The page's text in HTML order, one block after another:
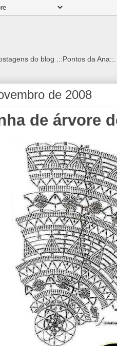
do blog .::Pontos da Ana::.
de 2008
de árvore